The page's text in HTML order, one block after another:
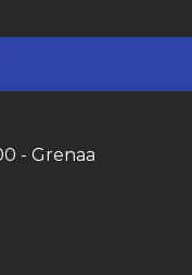
- Grenaa